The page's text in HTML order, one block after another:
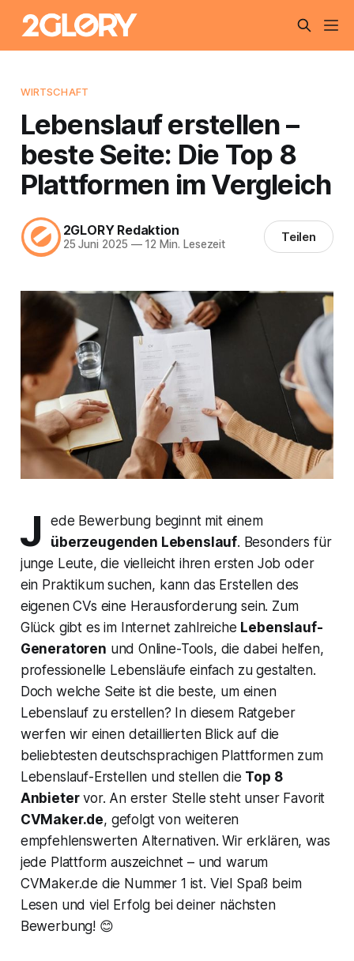
WIRTSCHAFT
Lebenslauf erstellen –
beste Seite: Die Top 8
Plattformen im Vergleich
2GLORY Redaktion
25 Juni 2025 —12 Min. Lesezeit Teilen
J
ede Bewerbung beginnt mit einem
überzeugenden Lebenslauf. Besonders für
junge Leute, die vielleicht ihren ersten Job oder
ein Praktikum suchen, kann das Erstellen des
eigenen CVs eine Herausforderung sein. Zum
Glück gibt es im Internet zahlreiche Lebenslauf-
Generatoren und Online-Tools, die dabei helfen,
professionelle Lebensläufe einfach zu gestalten.
Doch welche Seite ist die beste, um einen
Lebenslauf zu erstellen? In diesem Ratgeber
werfen wir einen detaillierten Blick auf die
beliebtesten deutschsprachigen Plattformen zum
Lebenslauf-Erstellen und stellen die Top 8
Anbietervor. An erster Stelle steht unser Favorit
CVMaker.de, gefolgt von weiteren
empfehlenswerten Alternativen. Wir erklären, was
jede Plattform auszeichnet – und warum
CVMaker.de die Nummer 1 ist. Viel Spaß beim
Lesen und viel Erfolg bei deiner nächsten
Bewerbung! 😊